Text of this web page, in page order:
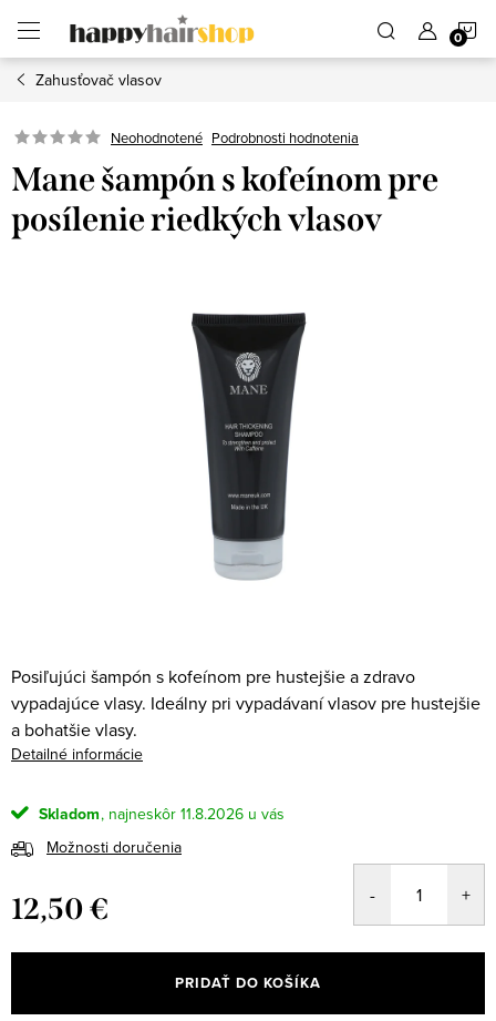
obsah
Zahusťovač vlasov
Neohodnotené Podrobnosti hodnotenia
Mane šampón s kofeínom pre
posílenie riedkých vlasov
Posiľujúci šampón s kofeínom pre hustejšie a zdravo
vypadajúce vlasy. Ideálny pri vypadávaní vlasov pre hustejšie
a bohatšie vlasy.
Detailné informácie
Skladom
11.8.2026
Možnosti doručenia
12,50 €
cena:
PRIDAŤ DO KOŠÍKA